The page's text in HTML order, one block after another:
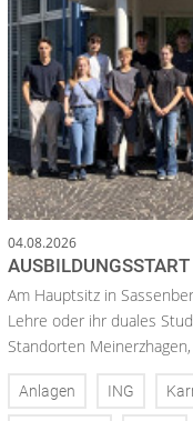
04.08.2026
Am Hauptsitz in
Lehre oder ihr duales
Standorten
Anlagen ING